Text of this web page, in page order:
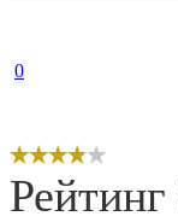
0
Рейтинг